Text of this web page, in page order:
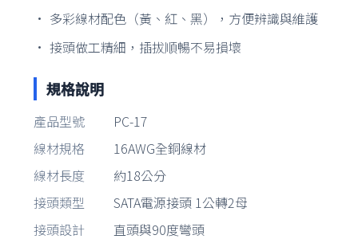
• 多彩線材配色（黃、紅、黑），方便辨識與維護
• 接頭做工精細，插拔順暢不易損壞
規格說明
產品型號
PC-17
線材規格
16AWG全銅線材
線材長度
約18公分
接頭類型
SATA電源接頭 1公轉2母
接頭設計
直頭與90度彎頭